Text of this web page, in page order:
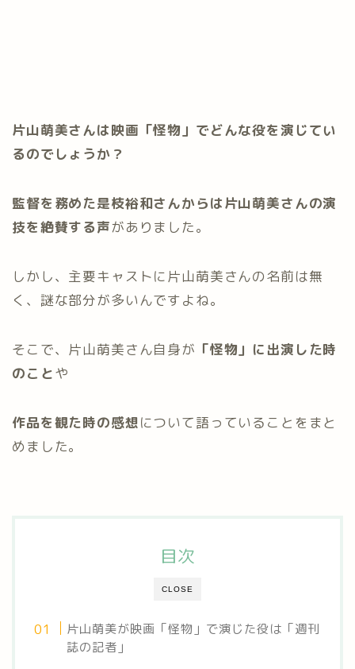
片山萌美さんは映画「怪物」でどんな役を演じてい
るのでしょうか？
監督を務めた是枝裕和さんからは片山萌美さんの演
技を絶賛する声がありました。
しかし、主要キャストに片山萌美さんの名前は無
く、謎な部分が多いんですよね。
そこで、片山萌美さん自身が 「怪物」に出演した時
のことや
作品を観た時の感想について語っていることをまと
めました。
CLOSE
目次
片山萌美が映画「怪物」で演じた役は「週刊
誌の記者」